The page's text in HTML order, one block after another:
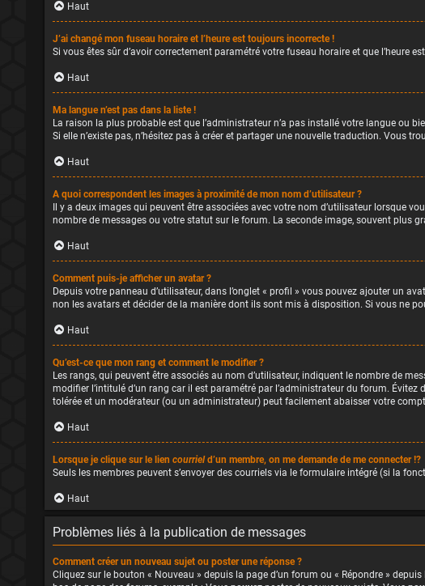
Haut
J’ai changé mon fuseau horaire et l’heure est toujours incorrecte !
Si vous êtes sûr d’avoir correctement paramétré votre fuseau horaire et que l’heure
Haut
Ma langue n’est pas dans la liste !
La raison la plus probable est que l’administrateur n’a pas installé votre langue ou
Si elle n’existe pas, n’hésitez pas à créer et partager une nouvelle traduction. Vous
Haut
A quoi correspondent les images à proximité de mon nom d’utilisateur ?
Il y a deux images qui peuvent être associées avec votre nom d’utilisateur lorsque
nombre de messages ou votre statut sur le forum. La seconde image, souvent plus
Haut
Comment puis-je afficher un avatar ?
Depuis votre panneau d’utilisateur, dans l’onglet « profil » vous pouvez ajouter un
non les avatars et décider de la manière dont ils sont mis à disposition. Si vous ne
Haut
Qu’est-ce que mon rang et comment le modifier ?
Les rangs, qui peuvent être associés au nom d’utilisateur, indiquent le nombre de
modifier l’intitulé d’un rang car il est paramétré par l’administrateur du forum.
tolérée et un modérateur (ou un administrateur) peut facilement abaisser votre
Haut
Lorsque je clique sur le lien courrield’un membre, on me demande de me connecter !?
Seuls les membres peuvent s’envoyer des courriels via le formulaire intégré (si la
Haut
Problèmes liés à la publication de messages
Comment créer un nouveau sujet ou poster une réponse ?
Cliquez sur le bouton « Nouveau » depuis la page d’un forum ou « Répondre »